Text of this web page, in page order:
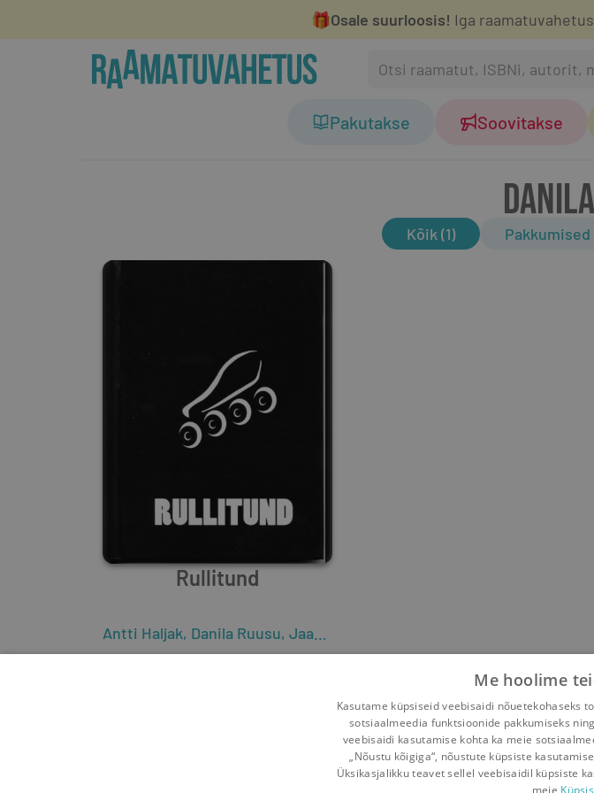
🎁Osale suurloosis! Iga
Pakutakse Soovitakse
Kõik (1) Pakkumised
Rullitund
Antti Haljak, Danila Ruusu, Jaan Saks
Me hoolime
Kasutame küpsiseid veebisaidi nõuetekohaseks
sotsiaalmeedia funktsioonide pakkumiseks
veebisaidi kasutamise kohta ka meie
„Nõustu kõigiga“, nõustute küpsiste
Üksikasjalikku teavet sellel veebisaidil küpsiste
meie